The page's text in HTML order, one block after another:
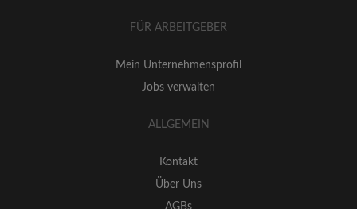
FÜR ARBEITGEBER
Mein Unternehmensprofil
Jobs verwalten
ALLGEMEIN
Kontakt
Über Uns
AGBs